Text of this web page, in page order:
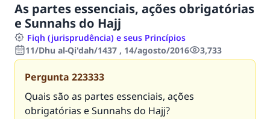
As partes essenciais, ações obrigatórias
e Sunnahs do Hajj
Fiqh (jurisprudência) e seus Princípios
11/Dhu al-Qi'dah/1437 , 14/agosto/2016
3,733
Pergunta 223333
Quais são as partes essenciais, ações
obrigatórias e Sunnahs do Hajj?